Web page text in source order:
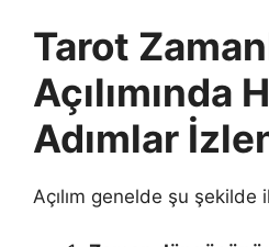
Tarot
Açılımında
Adımlar
Açılım genelde şu şekilde